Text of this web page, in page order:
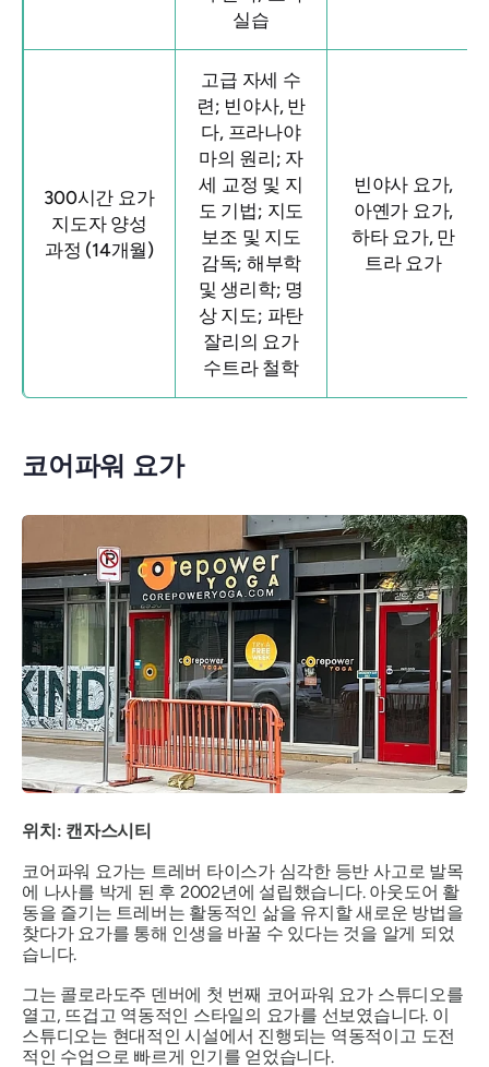
실습
300시간 요가
지도자 양성
과정 (14개월)
고급 자세 수
련; 빈야사, 반
다, 프라나야
마의 원리; 자
세 교정 및 지
도 기법; 지도
보조 및 지도
감독; 해부학
및 생리학; 명
상 지도; 파탄
잘리의 요가
수트라 철학
빈야사 요가,
아옌가 요가,
하타 요가, 만
트라 요가
코어파워 요가
위치: 캔자스시티
코어파워 요가는 트레버 타이스가 심각한 등반 사고로 발목
에 나사를 박게 된 후 2002년에 설립했습니다. 아웃도어 활
동을 즐기는 트레버는 활동적인 삶을 유지할 새로운 방법을
찾다가 요가를 통해 인생을 바꿀 수 있다는 것을 알게 되었
습니다.
그는 콜로라도주 덴버에 첫 번째 코어파워 요가 스튜디오를
열고, 뜨겁고 역동적인 스타일의 요가를 선보였습니다. 이
스튜디오는 현대적인 시설에서 진행되는 역동적이고 도전
적인 수업으로 빠르게 인기를 얻었습니다.